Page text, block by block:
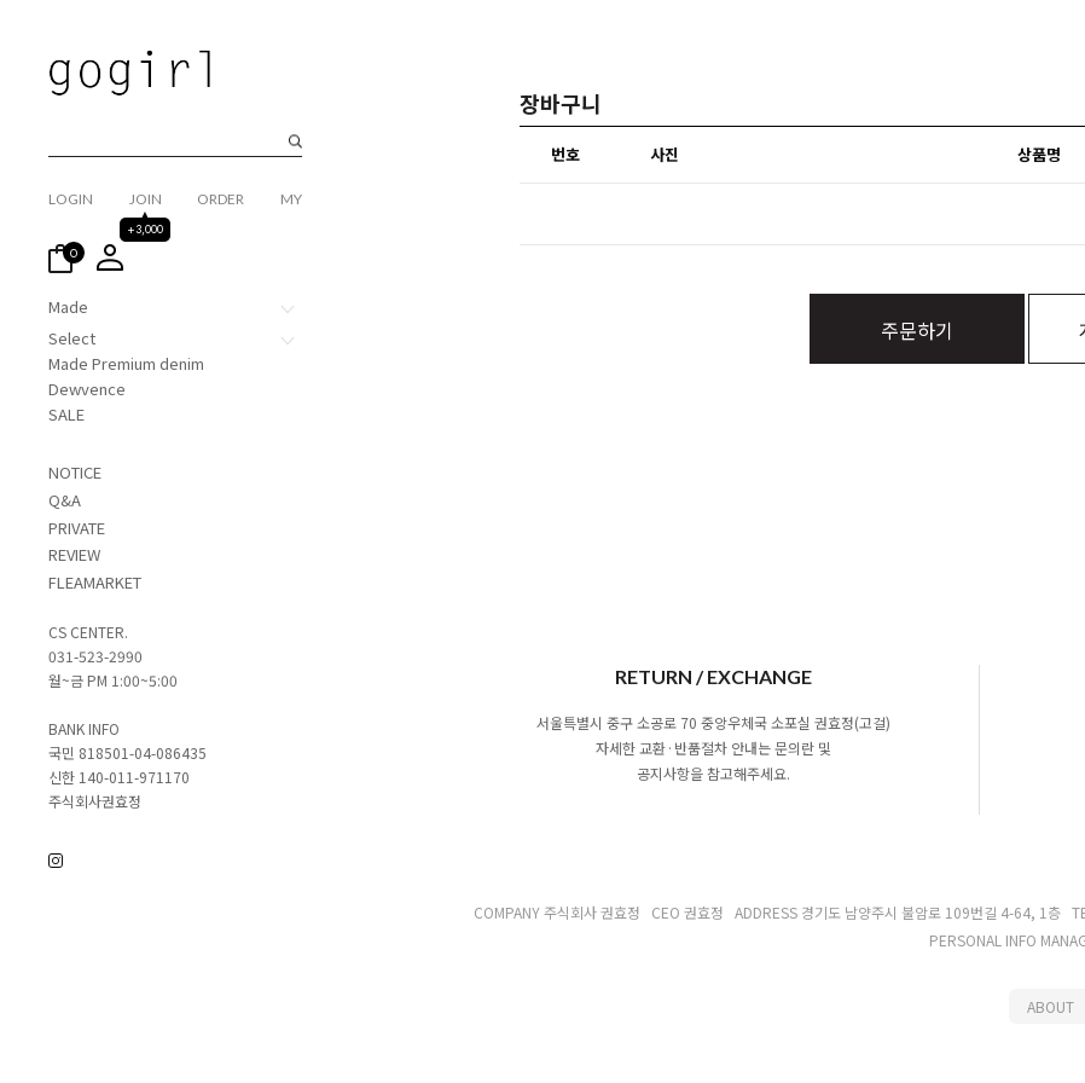
LOGIN
JOIN
+3,000
ORDER MY
0
Made
Select
Made Premium denim
Dewvence
SALE
NOTICE
Q&A
PRIVATE
REVIEW
FLEAMARKET
CS CENTER.
031-523-2990
월~금 PM 1:00~5:00
BANK INFO
국민 818501-04-086435
신한 140-011-971170
주식회사권효정
장바구니
번호 사진 상품명
주문하기
RETURN / EXCHANGE
서울특별시 중구 소공로 70 중앙우체국 소포실 권효정(고걸)
자세한 교환·반품절차 안내는 문의란 및
공지사항을 참고해주세요.
COMPANY 주식회사 권효정 CEO 권효정 ADDRESS 경기도 남양주시 불암로 109번길 4-64, 1층
PERSONAL INFO
ABOUT